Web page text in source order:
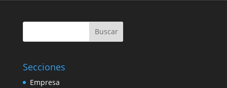
Buscar
Secciones
Empresa